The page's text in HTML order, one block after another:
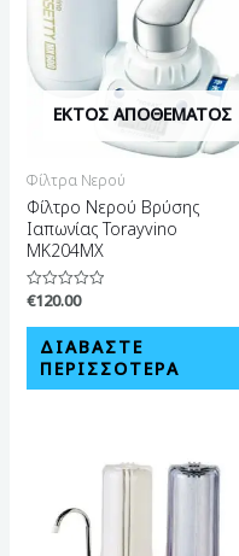
ΕΚΤΌΣ ΑΠΟΘΈΜΑΤΟΣ
Φίλτρα Νερού
Φίλτρο Νερού Βρύσης
Ιαπωνίας Torayvino
MK204MX
Βαθμολογήθηκε
0
από
€120.00
ΔΙΑΒΆΣΤΕ
ΠΕΡΙΣΣΌΤΕΡΑ